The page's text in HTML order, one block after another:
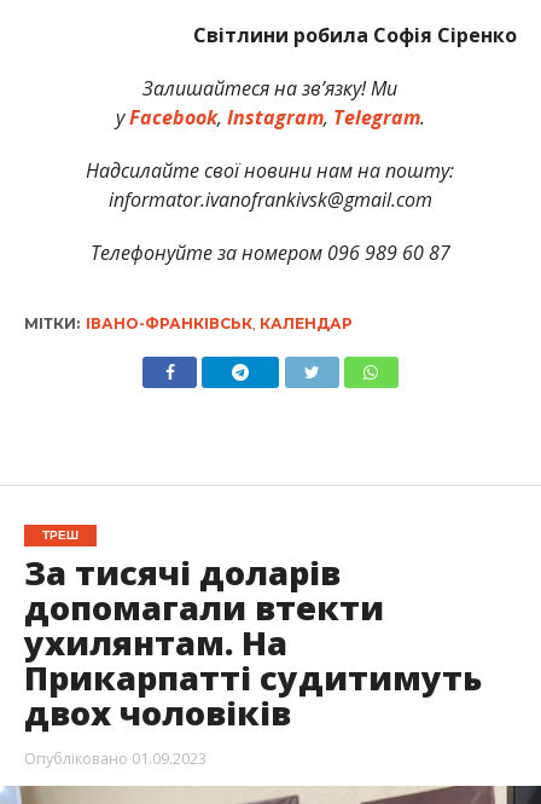
Світлини робила Софія Сіренко
Залишайтеся на зв’язку! Ми
уFacebook, Instagram, Telegram.
Надсилайте свої новини нам на пошту:
informator.ivanofrankivsk@gmail.com
Телефонуйте за номером 096 989 60 87
МІТКИ: ІВАНО-ФРАНКІВСЬК, КАЛЕНДАР
ТРЕШ
За тисячі доларів
допомагали втекти
ухилянтам. На
Прикарпатті судитимуть
двох чоловіків
Опубліковано 01.09.2023